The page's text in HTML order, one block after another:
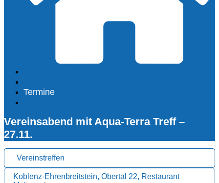
Termine
Vereinsabend mit Aqua-Terra Treff –
27.11.
Vereinstreffen
Koblenz-Ehrenbreitstein, Obertal 22, Restaurant